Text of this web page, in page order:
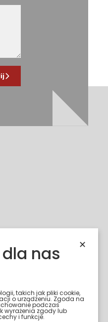
✕
nas
takich jak pliki cookie,
o urządzeniu. Zgoda na
podczas
wyrażenia zgody lub
i funkcje.